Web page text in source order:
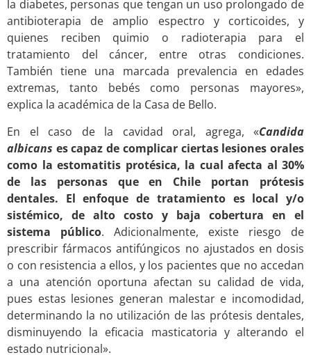
la diabetes, personas que tengan un uso prolongado de
antibioterapia de amplio espectro y corticoides, y
quienes reciben quimio o radioterapia para el
tratamiento del cáncer, entre otras condiciones.
También tiene una marcada prevalencia en edades
extremas, tanto bebés como personas mayores»,
explica la académica de la Casa de Bello.
En el caso de la cavidad oral, agrega, «Candida
albicans es capaz de complicar ciertas lesiones orales
como la estomatitis protésica, la cual afecta al 30%
de las personas que en Chile portan prótesis
dentales. El enfoque de tratamiento es local y/o
sistémico, de alto costo y baja cobertura en el
sistema público. Adicionalmente, existe riesgo de
prescribir fármacos antifúngicos no ajustados en dosis
o con resistencia a ellos, y los pacientes que no accedan
a una atención oportuna afectan su calidad de vida,
pues estas lesiones generan malestar e incomodidad,
determinando la no utilización de las prótesis dentales,
disminuyendo la eficacia masticatoria y alterando el
estado nutricional».